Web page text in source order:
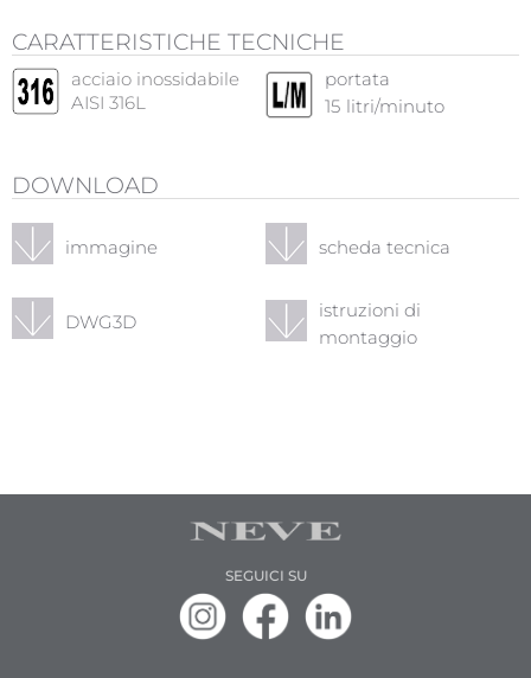
CARATTERISTICHE TECNICHE
acciaio inossidabile
AISI 316L
portata
15 litri/minuto
DOWNLOAD
immagine scheda tecnica
DWG3D
istruzioni di
montaggio
SEGUICI SU